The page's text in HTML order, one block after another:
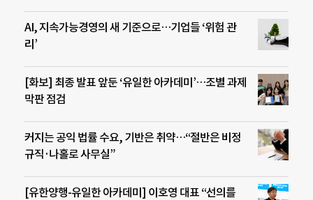
AI, 지속가능경영의 새 기준으로…기업들 ‘위험 관
리’
[화보] 최종 발표 앞둔 ‘유일한 아카데미’…조별 과제
막판 점검
커지는 공익 법률 수요, 기반은 취약…“절반은 비정
규직·나홀로 사무실”
[유한양행-유일한 아카데미] 이호영 대표 “선의를